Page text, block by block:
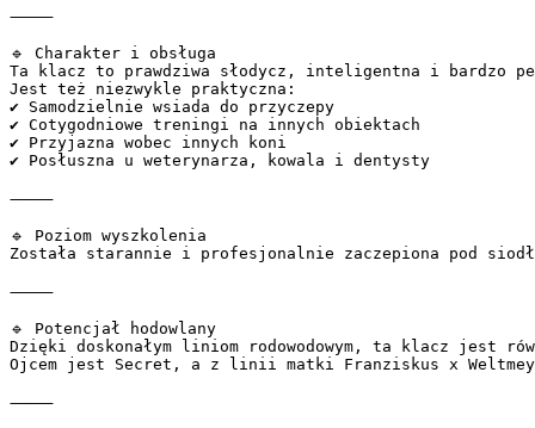
⸻
🔹 Charakter i obsługa
Ta klacz to prawdziwa słodycz, inteligentna i bardzo
Jest też niezwykle praktyczna:
✔ Samodzielnie wsiada do przyczepy
✔ Cotygodniowe treningi na innych obiektach
✔️ Przyjazna wobec innych koni
✔️ Posłuszna u weterynarza, kowala i dentysty
⸻
🔹 Poziom wyszkolenia
Została starannie i profesjonalnie zaczepiona pod
⸻
🔹 Potencjał hodowlany
Dzięki doskonałym liniom rodowodowym, ta klacz jest
Ojcem jest Secret, a z linii matki Franziskus x
⸻